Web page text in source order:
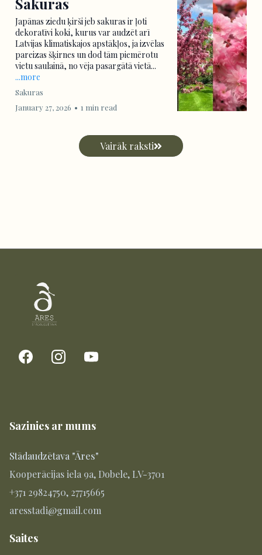
Sakuras
Japānas ziedu ķirši jeb sakuras ir ļoti
dekoratīvi koki, kurus var audzēt arī
Latvijas klimatiskajos apstākļos, ja izvēlas
pareizas šķirnes un dod tām piemērotu
vietu saulainā, no vēja pasargātā vietā...
...more
Sakuras
January 27, 2026 • 1 min read
Vairāk raksti
Sazinies ar mums
Stādaudzētava "Āres"
Kooperācijas iela 9a, Dobele, LV-3701
+371 29824750, 27715665
aresstadi@gmail.com
Saites